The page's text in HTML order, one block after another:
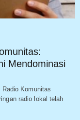
Mendominasi
Komunitas
radio lokal telah